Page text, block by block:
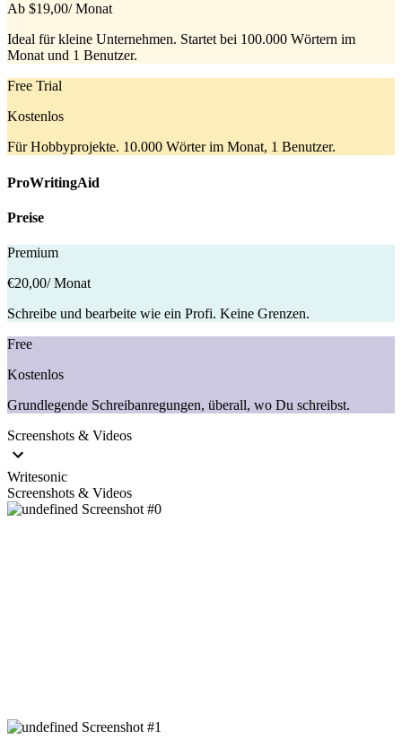
Ab $19,00/ Monat
Ideal für kleine Unternehmen. Startet bei 100.000 Wörtern im
Monat und 1 Benutzer.
Free Trial
Kostenlos
Für Hobbyprojekte. 10.000 Wörter im Monat, 1 Benutzer.
ProWritingAid
Preise
Premium
€20,00/ Monat
Schreibe und bearbeite wie ein Profi. Keine Grenzen.
Free
Kostenlos
Grundlegende Schreibanregungen, überall, wo Du schreibst.
Screenshots & Videos
Writesonic
Screenshots & Videos